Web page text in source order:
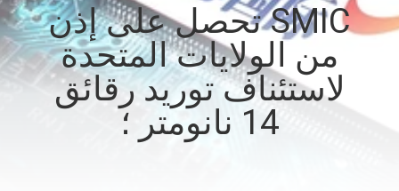
المعمل
مراقبة
SMIC تحصل على إذن
من الولايات المتحدة
لاستئناف توريد رقائق
14 نانومتر ؛